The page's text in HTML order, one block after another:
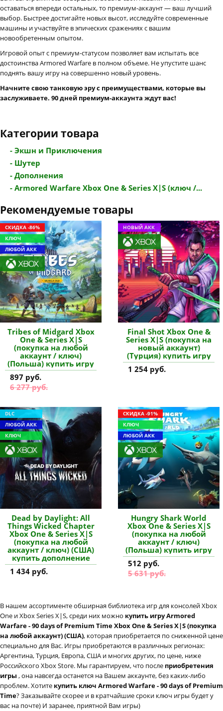
оставаться впереди остальных, то премиум-аккаунт — ваш лучший
выбор. Быстрее достигайте новых высот, исследуйте современные
машины и участвуйте в эпических сражениях с вашим
новообретенным опытом.
Игровой опыт с премиум-статусом позволяет вам испытать все
достоинства Armored Warfare в полном объеме. Не упустите шанс
поднять вашу игру на совершенно новый уровень.
Начните свою танковую эру с преимуществами, которые вы
заслуживаете. 90 дней премиум-аккаунта ждут вас!
Категории товара
- Экшн и Приключения
- Шутер
- Дополнения
- Armored Warfare Xbox One & Series X|S (ключ /...
Рекомендуемые товары
СКИДКА -86%
КЛЮЧ
ЛЮБОЙ АКК
Tribes of Midgard Xbox
One & Series X|S
(покупка на любой
аккаунт / ключ)
(Польша) купить игру
897 руб.
6 277 руб.
НОВЫЙ АКК
Final Shot Xbox One &
Series X|S (покупка на
новый аккаунт)
(Турция) купить игру
1 254 руб.
DLC
ЛЮБОЙ АКК
КЛЮЧ
Dead by Daylight: All
Things Wicked Chapter
Xbox One & Series X|S
(покупка на любой
аккаунт / ключ) (США)
купить дополнение
1 434 руб.
СКИДКА -91%
КЛЮЧ
ЛЮБОЙ АКК
Hungry Shark World
Xbox One & Series X|S
(покупка на любой
аккаунт / ключ)
(Польша) купить игру
512 руб.
5 631 руб.
В нашем ассортименте обширная библиотека игр для консолей Xbox
One и Xbox Series X|S, среди них можно купить игру Armored
Warfare - 90 days of Premium Time Xbox One & Series X|S (покупка
на любой аккаунт) (США), которая приобретается по сниженной цене
специально для Вас. Игры приобретаются в различных регионах:
Аргентина, Турция, Европа, США и многих других, по цене, ниже
Российского Xbox Store. Мы гарантируем, что после приобретения
игры , она навсегда останется на Вашем аккаунте, без каких-либо
проблем. Хотите купить ключ Armored Warfare - 90 days of Premium
Time? Заказывайте скорее и в кратчайшие сроки ключ игры будет у
вас на почте) И заранее, приятной Вам игры)